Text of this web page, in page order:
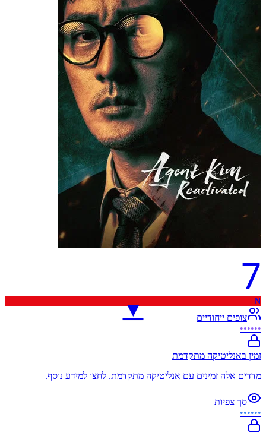
7
▼
N
צופים ייחודיים
••••••
זמין באנליטיקה מתקדמת
מדדים אלה זמינים עם אנליטיקה מתקדמת. לחצו למידע נוסף.
סך צפיות
••••••